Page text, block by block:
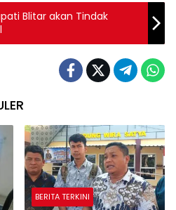
Blitar akan Tindak
BERITA TERKINI